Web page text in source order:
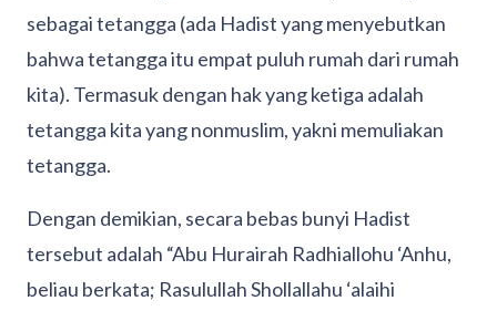
sebagai tetangga (ada Hadist yang menyebutkan
bahwa tetangga itu empat puluh rumah dari rumah
kita). Termasuk dengan hak yang ketiga adalah
tetangga kita yang nonmuslim, yakni memuliakan
tetangga.
Dengan demikian, secara bebas bunyi Hadist
tersebut adalah “Abu Hurairah Radhiallohu ‘Anhu,
beliau berkata; Rasulullah Shollallahu ‘alaihi